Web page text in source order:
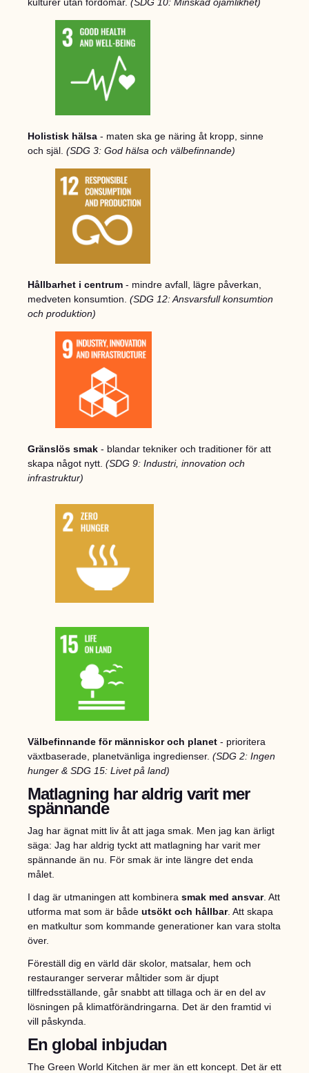
kulturer utan fördomar. (SDG 10: Minskad ojämlikhet)
Holistisk hälsa - maten ska ge näring åt kropp, sinne
och själ. (SDG 3: God hälsa och välbefinnande)
Hållbarhet i centrum - mindre avfall, lägre påverkan,
medveten konsumtion. (SDG 12: Ansvarsfull konsumtion
och produktion)
Gränslös smak - blandar tekniker och traditioner för att
skapa något nytt. (SDG 9: Industri, innovation och
infrastruktur)
Välbefinnande för människor och planet - prioritera
växtbaserade, planetvänliga ingredienser. (SDG 2: Ingen
hunger & SDG 15: Livet på land)
Matlagning har aldrig varit mer
spännande
Jag har ägnat mitt liv åt att jaga smak. Men jag kan ärligt
säga: Jag har aldrig tyckt att matlagning har varit mer
spännande än nu. För smak är inte längre det enda
målet.
I dag är utmaningen att kombinera smak med ansvar. Att
utforma mat som är både utsökt och hållbar. Att skapa
en matkultur som kommande generationer kan vara stolta
över.
Föreställ dig en värld där skolor, matsalar, hem och
restauranger serverar måltider som är djupt
tillfredsställande, går snabbt att tillaga och är en del av
lösningen på klimatförändringarna. Det är den framtid vi
vill påskynda.
En global inbjudan
The Green World Kitchen är mer än ett koncept. Det är ett